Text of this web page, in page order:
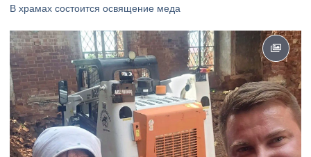
В храмах состоится освящение меда